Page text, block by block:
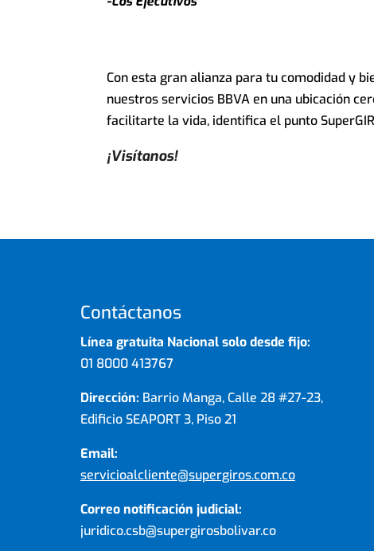
Con esta gran alianza para tu comodidad y
nuestros servicios BBVA en una ubicación
facilitarte la vida, identifica el punto
¡Visítanos!
Contáctanos
Línea gratuita Nacional solo desde fijo:
01 8000 413767
Dirección: Barrio Manga, Calle 28 #27-23,
Edificio SEAPORT 3, Piso 21
Email:
servicioalcliente@supergiros.com.co
Correo notificación judicial:
juridico.csb@supergirosbolivar.co